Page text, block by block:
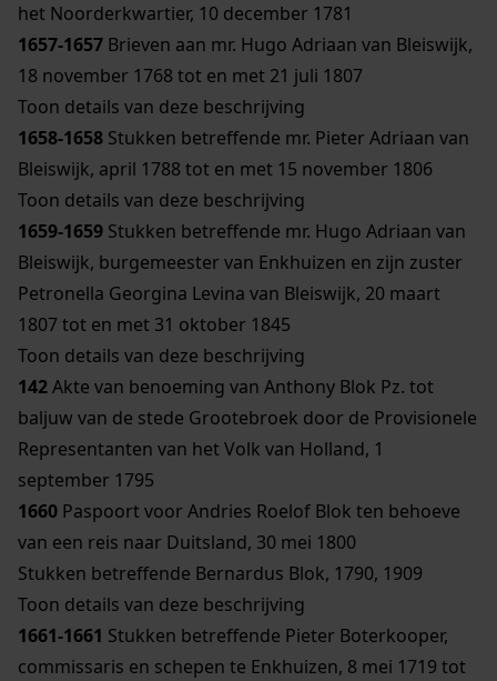
het Noorderkwartier, 10 december 1781
1657-1657 Brieven aan mr. Hugo Adriaan van Bleiswijk,
18 november 1768 tot en met 21 juli 1807
Toon details van deze beschrijving
1658-1658 Stukken betreffende mr. Pieter Adriaan van
Bleiswijk, april 1788 tot en met 15 november 1806
Toon details van deze beschrijving
1659-1659 Stukken betreffende mr. Hugo Adriaan van
Bleiswijk, burgemeester van Enkhuizen en zijn zuster
Petronella Georgina Levina van Bleiswijk, 20 maart
1807 tot en met 31 oktober 1845
Toon details van deze beschrijving
142Akte van benoeming van Anthony Blok Pz. tot
baljuw van de stede Grootebroek door de Provisionele
Representanten van het Volk van Holland, 1
september 1795
1660 Paspoort voor Andries Roelof Blok ten behoeve
van een reis naar Duitsland, 30 mei 1800
Stukken betreffende Bernardus Blok, 1790, 1909
Toon details van deze beschrijving
1661-1661 Stukken betreffende Pieter Boterkooper,
commissaris en schepen te Enkhuizen, 8 mei 1719 tot